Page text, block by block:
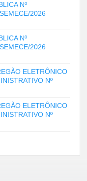
Nº
2026
Nº
2026
ELETRÔNICO
Nº
ELETRÔNICO
Nº